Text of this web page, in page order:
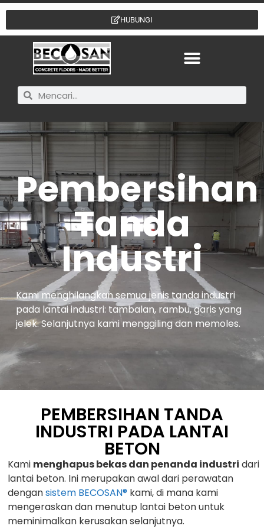
HUBUNGI
Pembersihan
Tanda
Industri
Kami menghilangkan semua jenis tanda industri
pada lantai industri: tambalan, rambu, garis yang
jelek. Selanjutnya kami menggiling dan memoles.
PEMBERSIHAN TANDA
INDUSTRI PADA LANTAI
BETON
Kami menghapus bekas dan penanda industri dari
lantai beton. Ini merupakan awal dari perawatan
dengansistem BECOSAN® kami, di mana kami
mengeraskan dan menutup lantai beton untuk
meminimalkan kerusakan selanjutnya.